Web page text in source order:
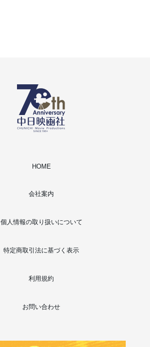
HOME
会社案内
個人情報の取り扱いについて
特定商取引法に基づく表示
利用規約
お問い合わせ